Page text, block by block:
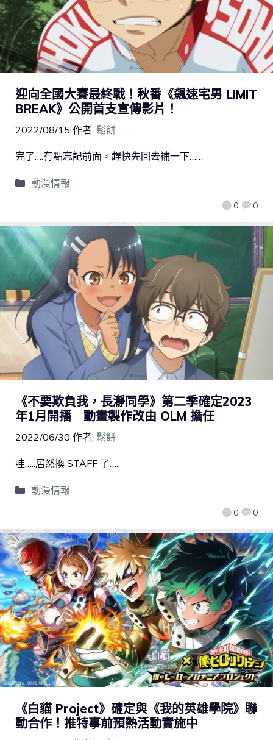
迎向全國大賽最終戰！秋番《飆速宅男 LIMIT
BREAK》公開首支宣傳影片！
2022/08/15 作者: 鬆餅
0 0
完了….有點忘記前面，趕快先回去補一下……
動漫情報
《不要欺負我，長瀞同學》第二季確定2023
年1月開播 動畫製作改由 OLM 擔任
2022/06/30 作者: 鬆餅
0 0
哇…..居然換 STAFF 了…..
動漫情報
《白貓 Project》確定與《我的英雄學院》聯
動合作！推特事前預熱活動實施中